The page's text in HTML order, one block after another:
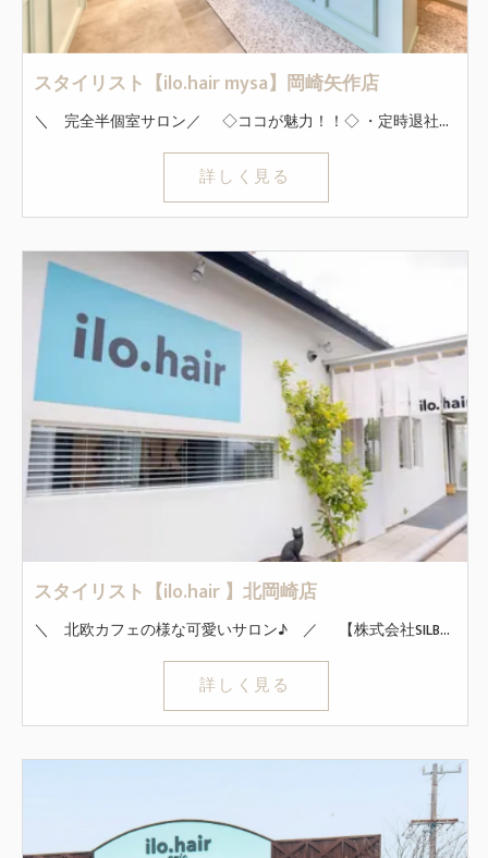
スタイリスト【ilo.hair mysa】岡崎矢作店
＼ 完全半個室サロン／ ◇ココが魅力！！◇ ・定時退社で時間も休みも自由！残業なし！ ・連休の取得もOK！土日休み可能！ ・半個室でのマンツーマンの接客ができます！ 新規客は毎月100名以上！ SNS活動をしなくても安定して指名に繋げる事ができます！ ◇初めての業務委託でも安心！◇ ほぼ全員が業務委託未経験からスタートしました！ 会社からのサポートも充実していますのでご安心ください。 40万円の最低保証あり！ ←週休2日の場合 圧倒的な集客力で接客に集中できる！ ホットペッパービューティでも注目サロンとして取り上げられています！ ◇インセンティブ◇ 技術売上50～65％バック！ 指名料は100％バック！ 基準を超えたら給与も上がるシステムなので、思いっきり稼ぎたい方も必見です。 *～*～*～*～*～*～*～*～*～*～*～*～*～*～* まずはどんな職場か是非覗いてみてください◎ 「見学のみ」もお気軽にご応募くださいね！ *～*～*～*～*～*～*～*～*～*～*～*～*～*～*
詳しく見る
スタイリスト【ilo.hair 】北岡崎店
＼ 北欧カフェの様な可愛いサロン♪ ／ 【株式会社SILBEL】は、愛知県安城市と岡崎市の大人気サロン 「ilo.hair (イロヘア) 」を運営しています。 ◇ココが魅力！！◇ ・定時退社で時間も休みも自由！残業なし！ ・休日指定なし！ ・ノルマ、施術時間指定なし！ ・終礼なし！ 新規のお客様は月100名以上！ SNS活動をしなくても安定して毎月稼ぐことができます！ ◇初めての業務委託でも安心！◇ ほぼ全員が業務委託未経験からスタートしました！ 会社からのサポートも充実しています 圧倒的な集客力で接客に集中できる！ ホットペッパービューティでも常に上位！ ◇インセンティブ◇ 最低保証あり！ 技術売上50～65％バック！ 指名料は100％バック！ 基準を超えたら給与も上がるシステムなので、思いっきり稼ぎたい方も必見です。 *～*～*～*～*～*～*～*～*～*～*～*～*～*～* まずはどんな職場か是非覗いてみてください◎ 「見学のみ」もお気軽にご相談くださいね！ *～*～*～*～*～*～*～*～*～*～*～*～*～*～*
詳しく見る